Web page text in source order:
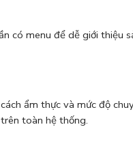
có menu để dễ giới thiệu
ẩm thực và mức độ
toàn hệ thống.